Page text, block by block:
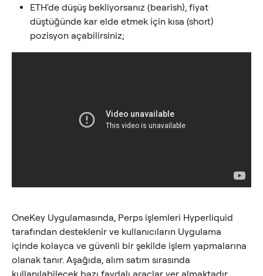
ETH'de düşüş bekliyorsanız (bearish), fiyat
düştüğünde kar elde etmek için kısa (short)
pozisyon açabilirsiniz;
OneKey Uygulamasında, Perps işlemleri Hyperliquid
tarafından desteklenir ve kullanıcıların Uygulama
içinde kolayca ve güvenli bir şekilde işlem yapmalarına
olanak tanır. Aşağıda, alım satım sırasında
kullanılabilecek bazı faydalı araçlar yer almaktadır.